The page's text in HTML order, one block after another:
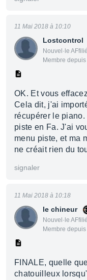
Lostcontrol
Nouvel·le
Membre
11 Mai 2018 à 10:10
OK. Et vous
Cela dit, j'ai
récupérer le
piste en Fa. J'ai
menu piste, et ma
ne créait rien du
signaler
le chineur
Nouvel·le
Membre
11 Mai 2018 à 10:18
FINALE, quelle
chatouilleux